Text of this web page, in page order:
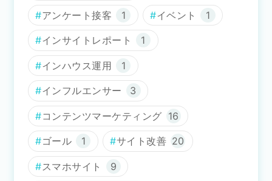
アンケート接客 1 イベント 1
インサイトレポート 1
インハウス運用 1
インフルエンサー 3
コンテンツマーケティング 16
ゴール 1 サイト改善 20
スマホサイト 9